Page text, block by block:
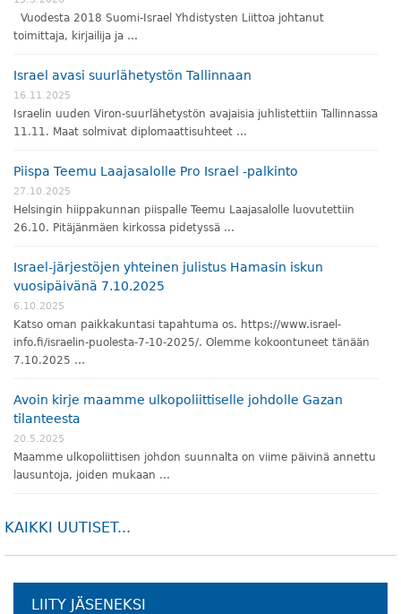
Vuodesta 2018 Suomi-Israel Yhdistysten Liittoa johtanut
toimittaja, kirjailija ja …
Israel avasi suurlähetystön Tallinnaan
16.11.2025
Israelin uuden Viron-suurlähetystön avajaisia juhlistettiin Tallinnassa
11.11. Maat solmivat diplomaattisuhteet …
Piispa Teemu Laajasalolle Pro Israel -palkinto
27.10.2025
Helsingin hiippakunnan piispalle Teemu Laajasalolle luovutettiin
26.10. Pitäjänmäen kirkossa pidetyssä …
Israel-järjestöjen yhteinen julistus Hamasin iskun
vuosipäivänä 7.10.2025
6.10.2025
Katso oman paikkakuntasi tapahtuma os. https://www.israel-
info.fi/israelin-puolesta-7-10-2025/. Olemme kokoontuneet tänään
7.10.2025 …
Avoin kirje maamme ulkopoliittiselle johdolle Gazan
tilanteesta
20.5.2025
Maamme ulkopoliittisen johdon suunnalta on viime päivinä annettu
lausuntoja, joiden mukaan …
KAIKKI UUTISET...
LIITY JÄSENEKSI